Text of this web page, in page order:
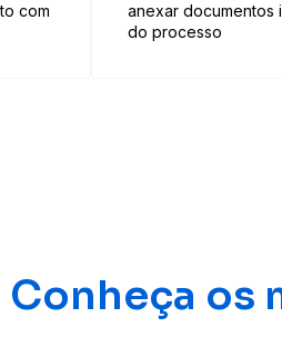
com
anexar documentos
do processo
Conheça os